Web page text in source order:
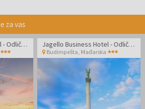
za vas
Jagello Business Hotel - Odlična lokacija u blizini World Trade Centra Jagello Business Hotel - Odlična lokacija u blizini World Trade Centra
Budimpešta Mađarska